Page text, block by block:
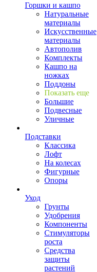
Горшки и кашпо
Натуральные
материалы
Искусственные
материалы
Автополив
Комплекты
Кашпо на
ножках
Поддоны
Показать еще
Большие
Подвесные
Уличные
Подставки
Классика
Лофт
На колесах
Фигурные
Опоры
Уход
Грунты
Удобрения
Компоненты
Стимуляторы
роста
Средства
защиты
растений